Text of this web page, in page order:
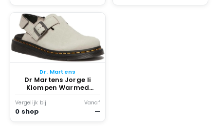
Dr. Martens
Dr Martens Jorge Ii
Klompen Warmed
Stone
Vergelijk bij
0 shop
Vanaf
—